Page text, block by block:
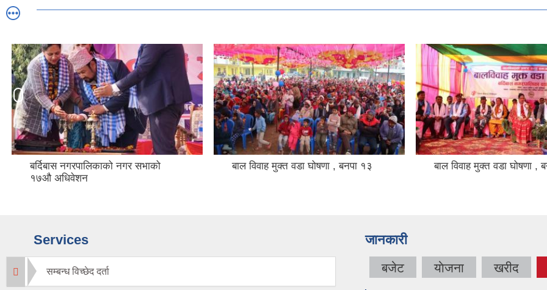
बर्दिबास नगरपालिकाको नगर सभाको
१७औ अधिवेशन
बाल विवाह मुक्त वडा घोषणा , बनपा १३ बाल विवाह मुक्त वडा घोषणा ,
Services
सम्बन्ध विच्छेद दर्ता
जानकारी
बजेट याेजना खरीद